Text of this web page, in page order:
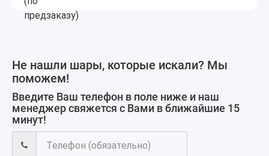
Не нашли шары, которые искали? Мы
поможем!
Введите Ваш телефон в поле ниже и наш
менеджер свяжется с Вами в ближайшие 15
минут!